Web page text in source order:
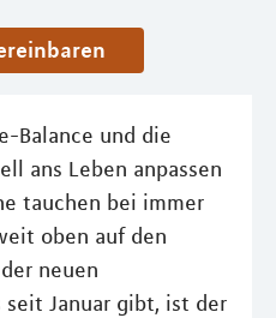
Balance und die
ans Leben anpassen
tauchen bei immer
oben auf den
neuen
Januar gibt, ist der